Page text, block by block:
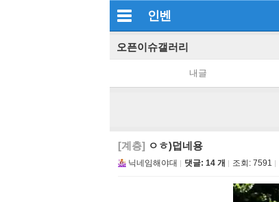
인벤
오픈이슈갤러리
내글
[계층] ㅇㅎ)덥네용
닉네임해야대 댓글: 14 개 조회: 7591